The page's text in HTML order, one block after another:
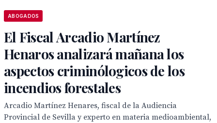
ABOGADOS
El Fiscal Arcadio Martínez
Henaros analizará mañana los
aspectos criminólogicos de los
incendios forestales
Arcadio Martínez Henares, fiscal de la Audiencia
Provincial de Sevilla y experto en materia medioambiental,